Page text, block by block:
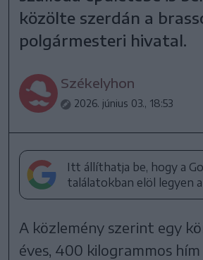
közölte szerdán a
polgármesteri hivatal.
Székelyhon
2026. június 03., 18:53
Itt állíthatja be, hogy a
találatokban elöl legyen
A közlemény szerint egy
éves, 400 kilogrammos